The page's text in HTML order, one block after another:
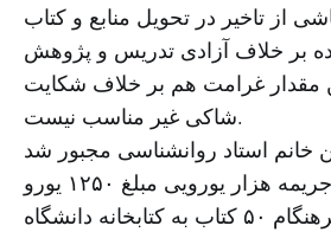
از تاخیر در تحویل منابع و کتاب
بر خلاف آزادی تدریس و پژوهش
مقدار غرامت هم بر خلاف شکایت
شاکی غیر مناسب نیست.
خانم استاد روانشناسی مجبور شد
علاوه بر پرداخت جریمه هزار یورویی مبلغ ۱۲۵۰ یورو
هم به دلیل تحویل دیرهنگام ۵۰ کتاب به کتابخانه دانشگاه